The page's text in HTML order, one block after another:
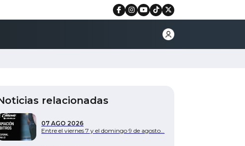
relacionadas
07 AGO 2026
Entre el viernes 7 y el domingo 9 de agosto…